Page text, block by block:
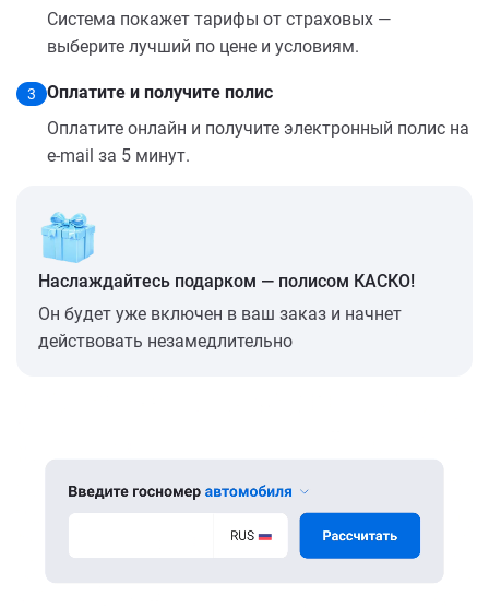
Система покажет тарифы от страховых —
выберите лучший по цене и условиям.
3
Оплатите и получите полис
Оплатите онлайн и получите электронный полис на
e-mail за 5 минут.
Наслаждайтесь подарком — полисом КАСКО!
Он будет уже включен в ваш заказ и начнет
действовать незамедлительно